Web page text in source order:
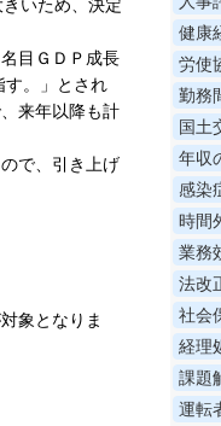
いため、決定
目ＧＤＰ成長
す。」とされ
来年以降も計
で、引き上げ
象となりま
健康
労使
勤務
国
年収
感染
時間
業務
法改
社会
経理
課題
運転